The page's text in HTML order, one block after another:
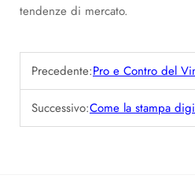
tendenze di mercato.
Precedente:Pro e Contro del Vinile
Successivo:Come la stampa digitale su